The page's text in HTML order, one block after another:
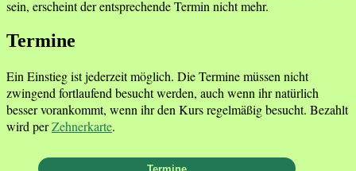
sein, erscheint der entsprechende Termin nicht mehr.
Termine
Ein Einstieg ist jederzeit möglich. Die Termine müssen nicht
zwingend fortlaufend besucht werden, auch wenn ihr natürlich
besser vorankommt, wenn ihr den Kurs regelmäßig besucht. Bezahlt
wird perZehnerkarte.